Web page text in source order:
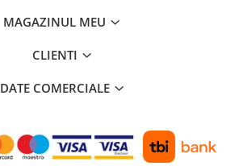
MAGAZINUL MEU
CLIENTI
DATE COMERCIALE